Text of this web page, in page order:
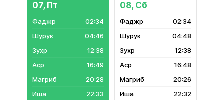
07, Пт
02:34
04:46
12:38
16:49
20:28
22:33
08, Сб
02:34
04:48
12:38
16:48
20:26
22:32